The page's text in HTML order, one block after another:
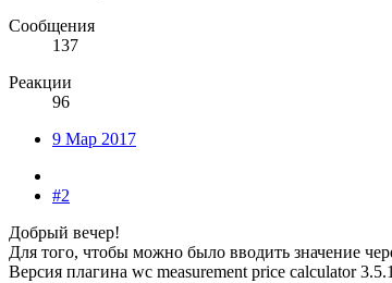
Сообщения
137
Реакции
96
9 Мар 2017
#2
Добрый вечер!
Для того, чтобы можно было вводить значение
Версия плагина wc measurement price calculator 3.5.1